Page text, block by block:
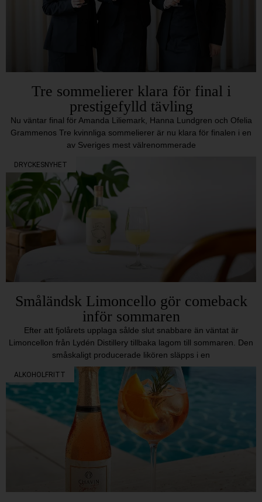
Tre sommelierer klara för final i
prestigefylld tävling
Nu väntar final för Amanda Liliemark, Hanna Lundgren och Ofelia
Grammenos Tre kvinnliga sommelierer är nu klara för finalen i en
av Sveriges mest välrenommerade
DRYCKESNYHET
Småländsk Limoncello gör comeback
inför sommaren
Efter att fjolårets upplaga sålde slut snabbare än väntat är
Limoncellon från Lydén Distillery tillbaka lagom till sommaren. Den
småskaligt producerade likören släpps i en
ALKOHOLFRITT